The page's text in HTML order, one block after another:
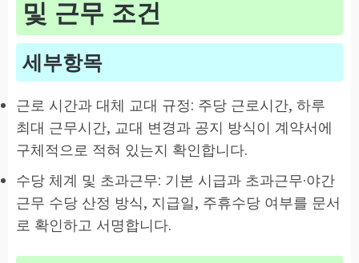
및 근무 조건
세부항목
근로 시간과 대체 교대 규정: 주당 근로시간, 하루
최대 근무시간, 교대 변경과 공지 방식이 계약서에
구체적으로 적혀 있는지 확인합니다.
수당 체계 및 초과근무: 기본 시급과 초과근무·야간
근무 수당 산정 방식, 지급일, 주휴수당 여부를 문서
로 확인하고 서명합니다.